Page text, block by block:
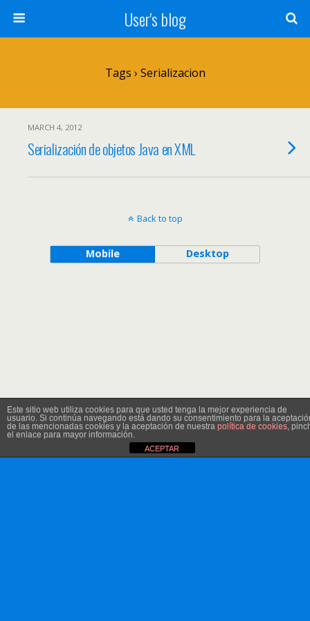
User's blog
Tags › Serializacion
MARCH 4, 2012
Serialización de objetos Java en XML
Back to top
Mobile Desktop
Este sitio web utiliza cookies para que usted tenga la mejor experiencia de
usuario. Si continúa navegando está dando su consentimiento para la
de las mencionadas cookies y la aceptación de nuestra política de cookies,
el enlace para mayor información.
ACEPTAR